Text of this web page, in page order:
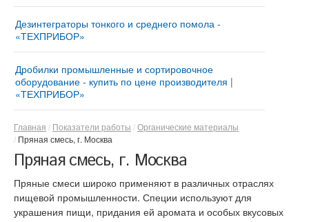
Мельница «ТРИБОКИНЕТИКА – 10050» - купить у
изготовителя
Мельница «ТРИБОКИНЕТИКА – 3050» | Ударно-
центробежные и шаровые мельницы
Автоматизированная мельница «МИКРОКСИЛЕМА
- М1» Сушит – мелет - просеивает
Мельница для производства минерального
порошка «АВТОМОЛ – 10050»
Дезинтеграторы тонкого и среднего помола -
«ТЕХПРИБОР»
Измельчительный агрегат «ДМПК-ГОРИЗОНТ»®
Дезинтегратор «ГОРИЗОНТ – 380Z»
Дезинтегратор «ГОРИЗОНТ-ДОМИНАТОР-9.5»
Дезинтегратор «ГОРИЗОНТ–300Z»
Противоточные импеллеры «РЕСУРС-450»
Дробилки промышленные и сортировочное
оборудование - купить по цене производителя |
«ТЕХПРИБОР»
Купить дробильно-сортировочный комплекс
«ДРОБМАСТЕР –10/12»
Роторная дробилка для щебня «СМД-5 ВЕЙДЕР» |
Мини-дробилка для щебня и кирпича ударного
действия
Роторная дробилка «СМД-10 ВЕЙДЕР»
Ударно-отражательные дробилки «ДУО - ВЕЙДЕР -
Главная Показатели работы Органические материалы
Пряная смесь, г. Москва
Пряная смесь, г. Москва
Пряные смеси широко применяют в различных отраслях
пищевой промышленности. Специи используют для
украшения пищи, придания ей аромата и особых вкусовых